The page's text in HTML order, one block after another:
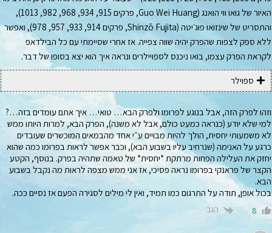
האיור של גוּאוֹ ווי הוּאנג (Guo Wei Huang, פרקים 915, 934, 968, 982, 1013),
והתסריט של שינזוֹאוּ פוּג׳יטה (Shinzō Fujita, פרקים 914, 933, 957, 978), ואפשר
ללא ספק לצפות שהפרק יהיה שווה צפייה. אז אחרי שסיימתי עם כל הבילדאפ
לקראת הפרק עצמו, בואו ניכנס לספויילרים ונראה איך הוא יצא בסופו של דבר.
ספוילר
וזהו לפרק הזה, אבל בנוגע לפרומו ולפרק הבא… טואי… איך אתם עומדים בזה…?
למי שלא יודע (כנראה כמעט כולם, אבל לא משנה), הפרק הבא, למרות היותו ממש
לא משמעותי יחסית, הולך להיות מבויים ע״י אחד מהבמאים המוכשרים שעובדים
כרגע על האנימה (שנרחיב עליו בשבוע הבא), וכבר אפשר לראות בפרומו כמה שהוא
יחזק את העלילה הפחות מרתקת *יחסית* של טאמה שתהיה בפרק. בנוסף, הקטע
הקצר של פראנקי בפרומו נראה פסיכי, אז אני ממש מצפה לראות מה נקבל בשבוע
הבא.
בכול אופן, תודה על התרגום כמו תמיד, ואין לי מילים לסגירה הפעם אז נסיים ככה.
8 הגב